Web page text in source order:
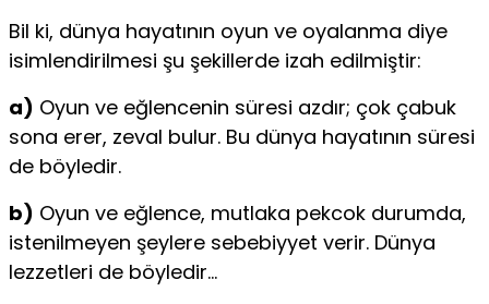
Bil ki, dünya hayatının oyun ve oyalanma diye
isimlendirilmesi şu şekillerde izah edilmiştir:
a) Oyun ve eğlencenin süresi azdır; çok çabuk
sona erer, zeval bulur. Bu dünya hayatının süresi
de böyledir.
b) Oyun ve eğlence, mutlaka pekcok durumda,
istenilmeyen şeylere sebebiyyet verir. Dünya
lezzetleri de böyledir…